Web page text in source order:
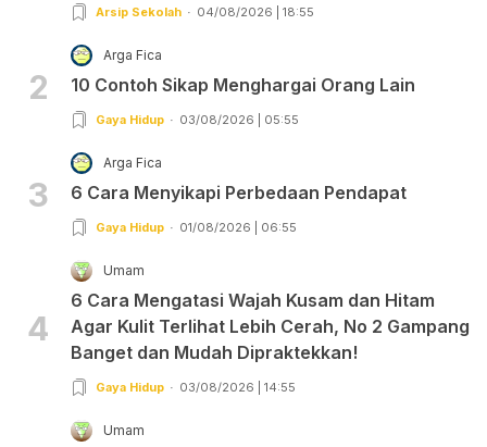
Arsip Sekolah 04/08/2026 | 18:55
2
Arga Fica
10 Contoh Sikap Menghargai Orang Lain
Gaya Hidup 03/08/2026 | 05:55
3
Arga Fica
6 Cara Menyikapi Perbedaan Pendapat
Gaya Hidup 01/08/2026 | 06:55
4
Umam
6 Cara Mengatasi Wajah Kusam dan Hitam
Agar Kulit Terlihat Lebih Cerah, No 2 Gampang
Banget dan Mudah Dipraktekkan!
Gaya Hidup 03/08/2026 | 14:55
Umam